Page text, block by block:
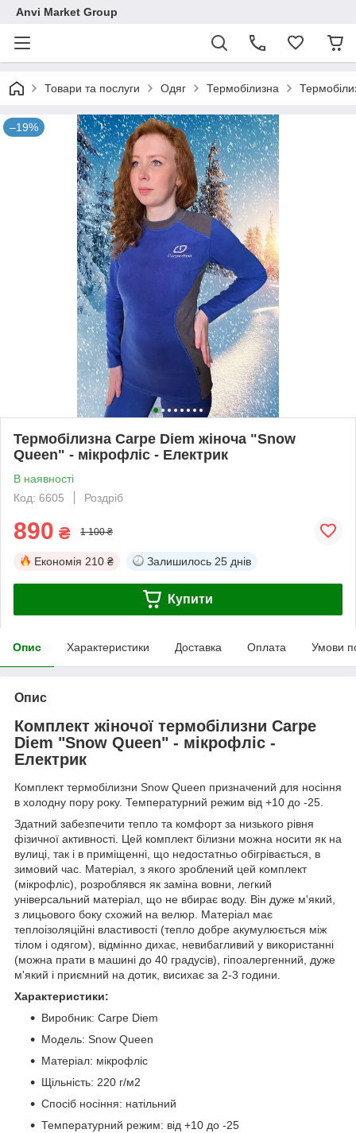
Anvi Market Group
Товари та послуги Одяг Термобілизна
–19%
Термобілизна Carpe Diem жіноча "Snow
Queen" - мікрофліс - Електрик
В наявності
Код: 6605
Роздріб
890 ₴ 1 100 ₴
Економія 210 ₴ Залишилось 25 днів
Купити
Опис Характеристики Доставка Оплата Умови
Опис
Комплект жіночої термобілизни Carpe
Diem "Snow Queen" - мікрофліс -
Електрик
Комплект термобілизни Snow Queen призначений для носіння
в холодну пору року. Температурний режим від +10 до -25.
Здатний забезпечити тепло та комфорт за низького рівня
фізичної активності. Цей комплект білизни можна носити як на
вулиці, так і в приміщенні, що недостатньо обігрівається, в
зимовий час. Матеріал, з якого зроблений цей комплект
(мікрофліс), розроблявся як заміна вовни, легкий
універсальний матеріал, що не вбирає воду. Він дуже м'який,
з лицьового боку схожий на велюр. Матеріал має
теплоізоляційні властивості (тепло добре акумулюється між
тілом і одягом), відмінно дихає, невибагливий у використанні
(можна прати в машині до 40 градусів), гіпоалергенний, дуже
м'який і приємний на дотик, висихає за 2-3 години.
Характеристики:
Виробник: Carpe Diem
Модель: Snow Queen
Матеріал: мікрофліс
Щільність: 220 г/м2
Спосіб носіння: натільний
Температурний режим: від +10 до -25